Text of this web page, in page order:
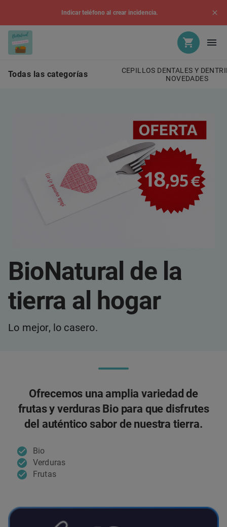
Indicar teléfono al crear incidencia.
Todas las categorías
CEPILLOS DENTALES Y
NOVEDADES
BioNatural de la
tierra al hogar
Lo mejor, lo casero.
Ofrecemos una amplia variedad de
frutas y verduras Bio para que disfrutes
del auténtico sabor de nuestra tierra.
Bio
Verduras
Frutas